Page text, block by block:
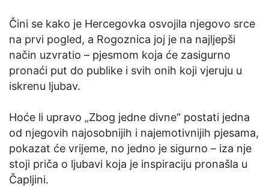
Čini se kako je Hercegovka osvojila njegovo srce
na prvi pogled, a Rogoznica joj je na najljepši
način uzvratio – pjesmom koja će zasigurno
pronaći put do publike i svih onih koji vjeruju u
iskrenu ljubav.
Hoće li upravo „Zbog jedne divne“ postati jedna
od njegovih najosobnijih i najemotivnijih pjesama,
pokazat će vrijeme, no jedno je sigurno – iza nje
stoji priča o ljubavi koja je inspiraciju pronašla u
Čapljini.